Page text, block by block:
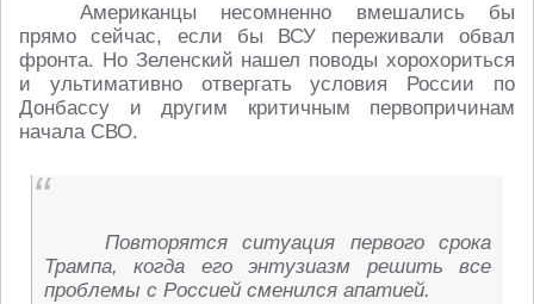
Американцы несомненно вмешались бы
прямо сейчас, если бы ВСУ переживали обвал
фронта. Но Зеленский нашел поводы хорохориться
и ультимативно отвергать условия России по
Донбассу и другим критичным первопричинам
начала СВО.
Повторятся ситуация первого срока
Трампа, когда его энтузиазм решить все
проблемы с Россией сменился апатией.